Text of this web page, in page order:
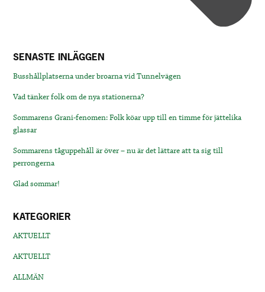
SENASTE INLÄGGEN
Busshållplatserna under broarna vid Tunnelvägen
Vad tänker folk om de nya stationerna?
Sommarens Grani-fenomen: Folk köar upp till en timme för jättelika
glassar
Sommarens tåguppehåll är över – nu är det lättare att ta sig till
perrongerna
Glad sommar!
KATEGORIER
AKTUELLT
AKTUELLT
ALLMÄN